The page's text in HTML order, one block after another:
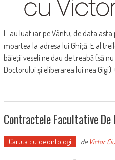
L-au luat iar pe Vântu, de data
moartea la adresa lui Ghiţă. E al
băieţii veseli ne dau de treabă (să
Doctorului şi eliberarea lui nea
Contractele Facultative De
Caruta cu deontologi de Victor